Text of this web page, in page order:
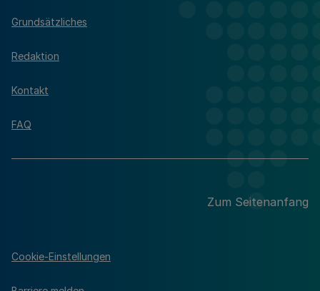
Grundsätzliches
Redaktion
Kontakt
FAQ
Zum Seitenanfang
Cookie-Einstellungen